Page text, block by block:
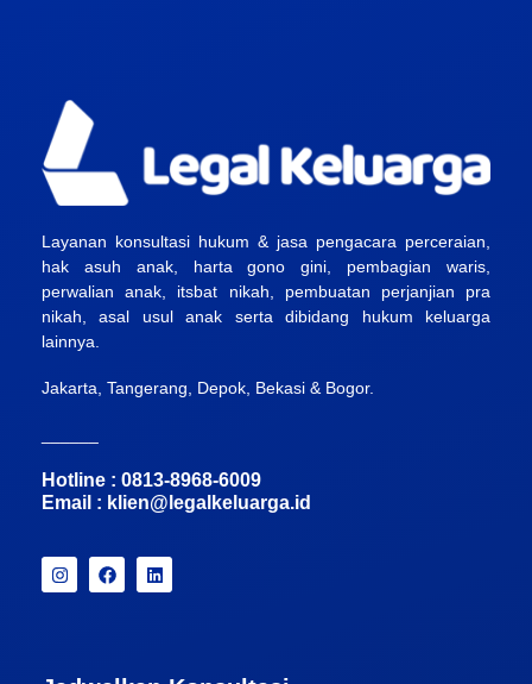
Layanan konsultasi hukum & jasa pengacara perceraian,
hak asuh anak, harta gono gini, pembagian waris,
perwalian anak, itsbat nikah, pembuatan perjanjian pra
nikah, asal usul anak serta dibidang hukum keluarga
lainnya.
Jakarta, Tangerang, Depok, Bekasi & Bogor.
Hotline : 0813-8968-6009
Email : klien@legalkeluarga.id